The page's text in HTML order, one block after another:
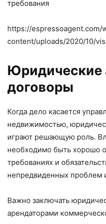
требования
https://espressoagent.com/
content/uploads/2020/10/
Юридические
договоры
Когда дело касается
недвижимостью,
играют решающую роль.
необходимо быть хорошо
требованиях и
непредвиденных проблем
Важно заключать
арендаторами